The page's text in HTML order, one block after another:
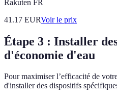
Rakuten FR
41.17 EURVoir le prix
Étape 3 : Installer
d'économie d'eau
Pour maximiser l’efficacité de
d'installer des dispositifs